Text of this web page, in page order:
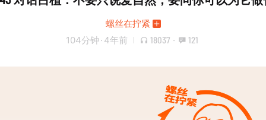
螺丝在拧紧
104分钟 · 4年前 18037 · 121